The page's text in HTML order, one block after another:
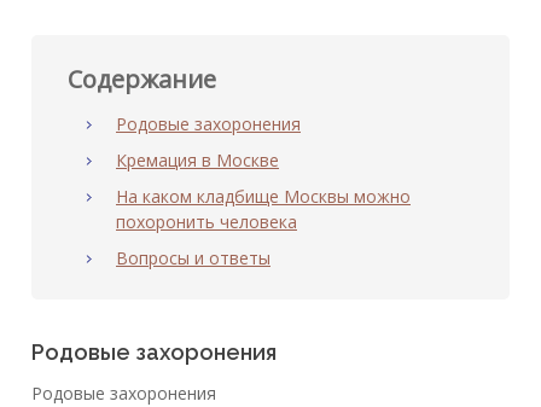
Содержание
Родовые захоронения
Кремация в Москве
На каком кладбище Москвы можно
похоронить человека
Вопросы и ответы
Родовые захоронения
Родовые захоронения